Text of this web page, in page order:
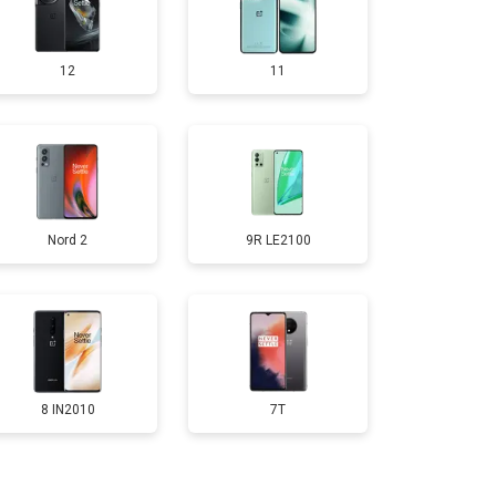
2700 ₽ Заказать
950 ₽ Заказать
1750 ₽ Заказать
3200 ₽ Заказать
1400 ₽ Заказать
12 11
Nord 2 9R LE2100
8 IN2010 7T